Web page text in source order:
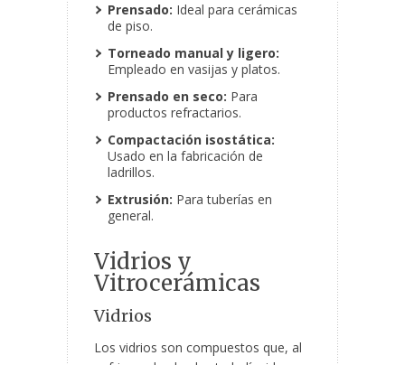
Prensado: Ideal para cerámicas
de piso.
Torneado manual y ligero:
Empleado en vasijas y platos.
Prensado en seco: Para
productos refractarios.
Compactación isostática:
Usado en la fabricación de
ladrillos.
Extrusión: Para tuberías en
general.
Vidrios y
Vitrocerámicas
Vidrios
Los vidrios son compuestos que, al